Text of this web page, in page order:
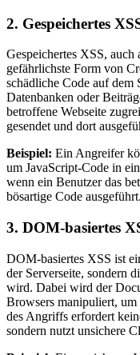
2. Gespeichertes
Gespeichertes XSS, auch
gefährlichste Form von
schädliche Code auf dem
Datenbanken oder
betroffene Webseite
gesendet und dort
Beispiel: Ein Angreifer
um JavaScript-Code in
wenn ein Benutzer das
bösartige Code ausgeführt.
3. DOM-basiertes
DOM-basiertes XSS ist
der Serverseite, sondern
wird. Dabei wird der
Browsers manipuliert,
des Angriffs erfordert
sondern nutzt unsichere